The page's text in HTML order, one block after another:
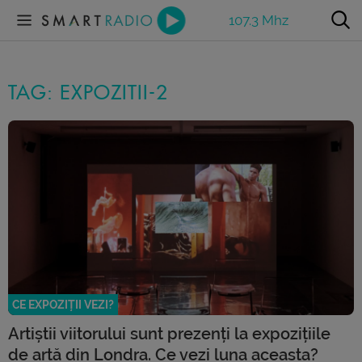
107.3 Mhz
TAG: EXPOZITII-2
CE EXPOZIȚII VEZI?
Artiștii viitorului sunt prezenți la expozițiile
de artă din Londra. Ce vezi luna aceasta?